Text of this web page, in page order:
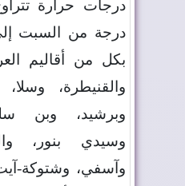
درجة من السبت إلى
بكل من أقاليم
والقنيطرة، وسلا،
وبرشيد، وبن
وسيدي بنور،
وآسفي، وشتوكة-